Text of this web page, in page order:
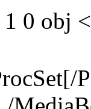
0 obj